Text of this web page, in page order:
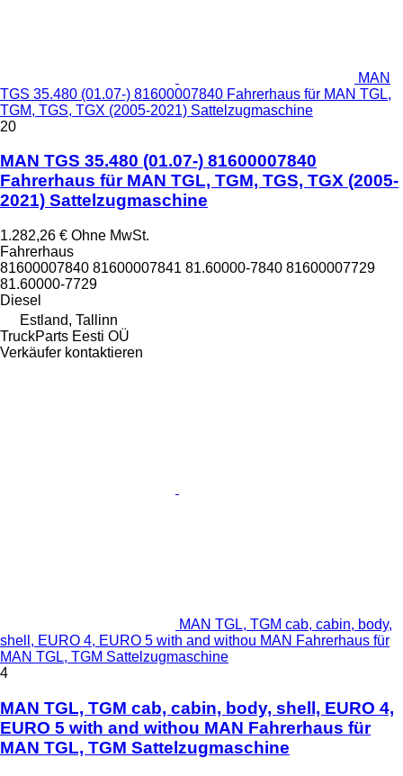
MAN
TGS 35.480 (01.07-) 81600007840 Fahrerhaus für MAN TGL,
TGM, TGS, TGX (2005-2021) Sattelzugmaschine
20
MAN TGS 35.480 (01.07-) 81600007840
Fahrerhaus für MAN TGL, TGM, TGS, TGX (2005-
2021) Sattelzugmaschine
1.282,26 € Ohne MwSt.
Fahrerhaus
81600007840 81600007841 81.60000-7840 81600007729
81.60000-7729
Diesel
Estland, Tallinn
TruckParts Eesti OÜ
Verkäufer kontaktieren
MAN TGL, TGM cab, cabin, body,
shell, EURO 4, EURO 5 with and withou MAN Fahrerhaus für
MAN TGL, TGM Sattelzugmaschine
4
MAN TGL, TGM cab, cabin, body, shell, EURO 4,
EURO 5 with and withou MAN Fahrerhaus für
MAN TGL, TGM Sattelzugmaschine